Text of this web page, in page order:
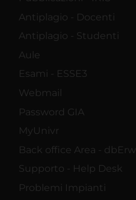
Antiplagio - Docenti
Antiplagio - Studenti
Aule
Esami - ESSE3
Webmail
Password GIA
MyUnivr
Back office Area - dbErw
Supporto - Help Desk
Problemi Impianti